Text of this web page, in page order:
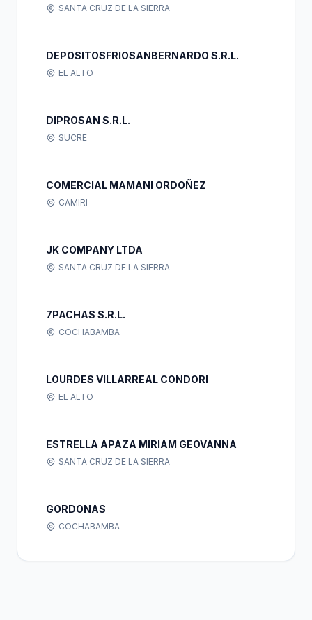
SANTA CRUZ DE LA SIERRA
DEPOSITOSFRIOSANBERNARDO S.R.L.
EL ALTO
DIPROSAN S.R.L.
SUCRE
COMERCIAL MAMANI ORDOÑEZ
CAMIRI
JK COMPANY LTDA
SANTA CRUZ DE LA SIERRA
7PACHAS S.R.L.
COCHABAMBA
LOURDES VILLARREAL CONDORI
EL ALTO
ESTRELLA APAZA MIRIAM GEOVANNA
SANTA CRUZ DE LA SIERRA
GORDONAS
COCHABAMBA